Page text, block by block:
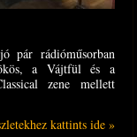
pár rádióműsorban
a Vájtfül és a
zene mellett
kattints ide »